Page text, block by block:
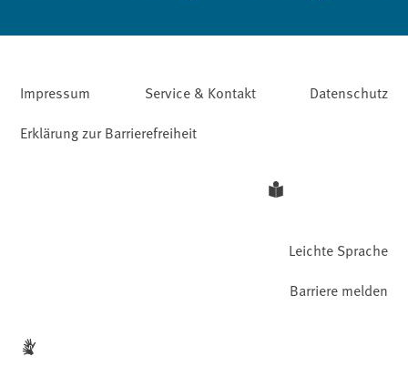
Impressum Service & Kontakt
Datenschutz
Erklärung zur Barrierefreiheit
Leichte Sprache
Barriere melden